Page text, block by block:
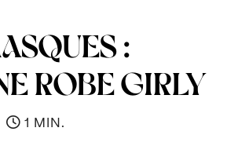
:
ROBE GIRLY
1 MIN.